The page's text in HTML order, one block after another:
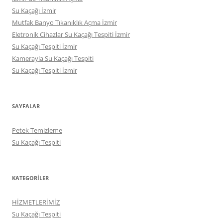
Su Kaçağı İzmir
Mutfak Banyo Tıkanıklık Açma İzmir
Eletronik Cihazlar Su Kaçağı Tespiti İzmir
Su Kaçağı Tespiti İzmir
Kamerayla Su Kaçağı Tespiti
Su Kaçağı Tespiti İzmir
SAYFALAR
Petek Temizleme
Su Kaçağı Tespiti
KATEGORILER
HİZMETLERİMİZ
Su Kaçağı Tespiti